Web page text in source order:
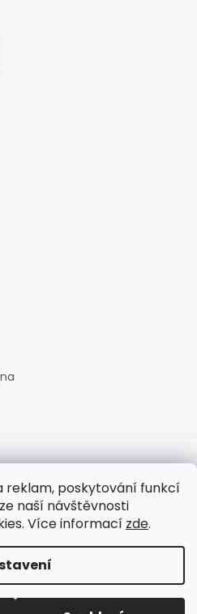
reklam, poskytování funkcí
naší návštěvnosti
Více informací zde.
. Všechna práva vyhrazena.